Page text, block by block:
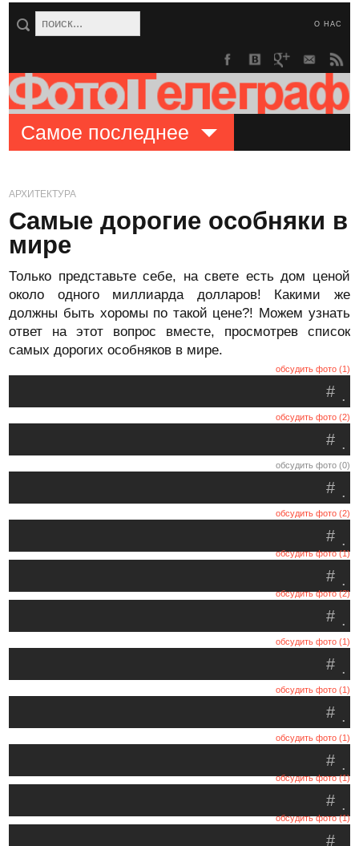
О НАС
Самое последнее
АРХИТЕКТУРА
Самые дорогие особняки в
мире
Только представьте себе, на свете есть дом ценой
около одного миллиарда долларов! Какими же
должны быть хоромы по такой цене?! Можем узнать
ответ на этот вопрос вместе, просмотрев список
самых дорогих особняков в мире.
обсудить фото (1)
.
#
обсудить фото (2)
.
#
обсудить фото (0)
.
#
обсудить фото (2)
.
#
обсудить фото (1)
.
#
обсудить фото (2)
.
#
обсудить фото (1)
.
#
обсудить фото (1)
.
#
обсудить фото (1)
.
#
обсудить фото (1)
.
#
обсудить фото (1)
#